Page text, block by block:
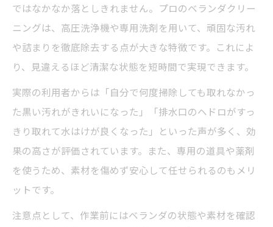
ヘドロ・排水溝掃除に強いベランダクリー
ニング手法比較
排水詰まりを防ぐベランダクリーニングの
実践ポイント
ヘドロ除去ならプロのベランダクリーニン
グが効果的
家庭用洗剤とプロのベランダクリーニング
技術の違い
ベランダクリーニングで排水溝を清潔に保
比較ポイントで納得のクリーニング依頼
ではなかなか落としきれません。プロのベランダクリー
ニングは、高圧洗浄機や専用洗剤を用いて、頑固な汚れ
や詰まりを徹底除去する点が大きな特徴です。これによ
り、見違えるほど清潔な状態を短時間で実現できます。
実際の利用者からは「自分で何度掃除しても取れなかっ
た黒い汚れがきれいになった」「排水口のヘドロがすっ
きり取れて水はけが良くなった」といった声が多く、効
果の高さが評価されています。また、専用の道具や薬剤
を使うため、素材を傷めず安心して任せられるのもメリ
ットです。
注意点として、作業前にはベランダの状態や素材を確認